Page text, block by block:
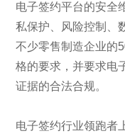
电子签约平台的安全
私保护、风险控制、
不少零售制造企业的
格的要求，并要求电
证据的合法合规。
电子签约行业领跑者